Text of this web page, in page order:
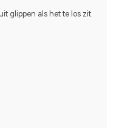
glippen als het te los zit.